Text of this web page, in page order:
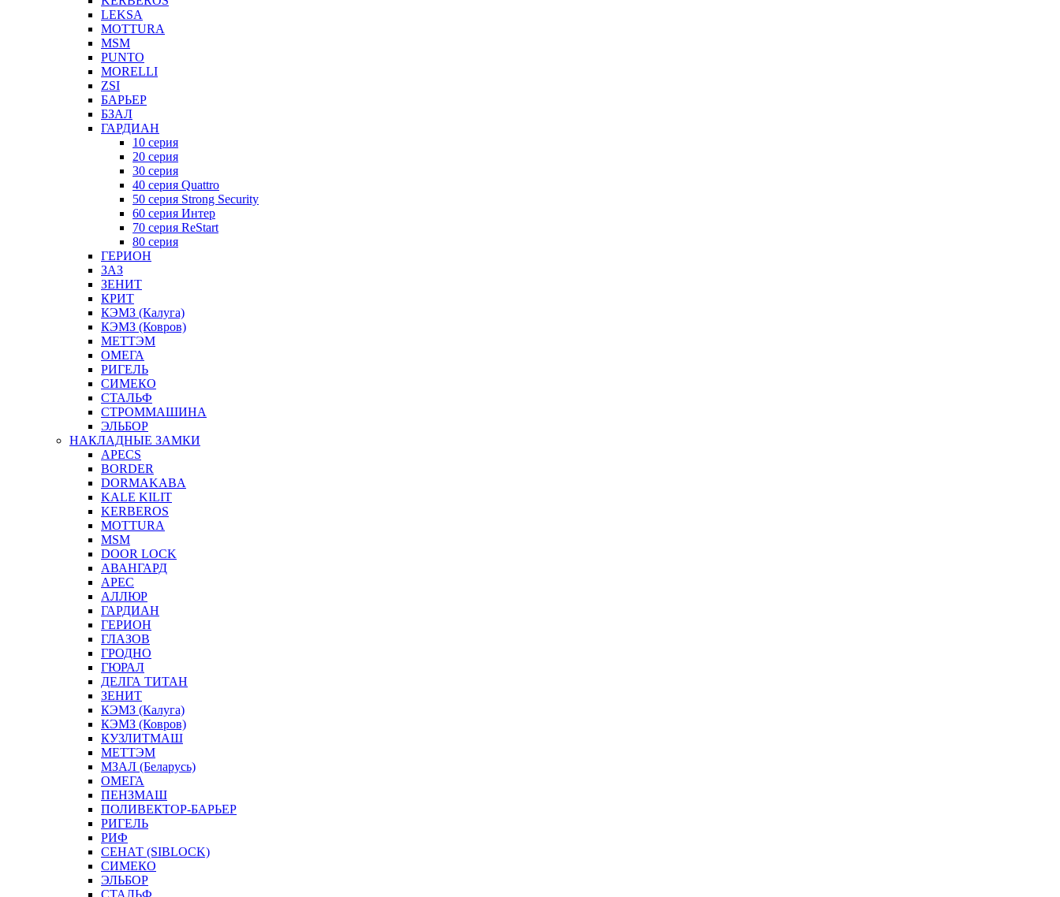
LEKSA
MOTTURA
MSM
PUNTO
MORELLI
ZSI
БАРЬЕР
БЗАЛ
ГАРДИАН
10 серия
20 серия
30 серия
40 серия Quattro
50 серия Strong Security
60 серия Интер
70 серия ReStart
80 серия
ГЕРИОН
ЗАЗ
ЗЕНИТ
КРИТ
КЭМЗ (Калуга)
КЭМЗ (Ковров)
МЕТТЭМ
ОМЕГА
РИГЕЛЬ
СИМЕКО
СТАЛЬФ
СТРОММАШИНА
ЭЛЬБОР
НАКЛАДНЫЕ ЗАМКИ
APECS
BORDER
DORMAKABA
KALE KILIT
KERBEROS
MOTTURA
MSM
DOOR LOCK
АВАНГАРД
АРЕС
АЛЛЮР
ГАРДИАН
ГЕРИОН
ГЛАЗОВ
ГРОДНО
ГЮРАЛ
ДЕЛГА ТИТАН
ЗЕНИТ
КЭМЗ (Калуга)
КЭМЗ (Ковров)
КУЗЛИТМАШ
МЕТТЭМ
МЗАЛ (Беларусь)
ОМЕГА
ПЕНЗМАШ
ПОЛИВЕКТОР-БАРЬЕР
РИГЕЛЬ
РИФ
СЕНАТ (SIBLOCK)
СИМЕКО
ЭЛЬБОР
СТАЛЬФ